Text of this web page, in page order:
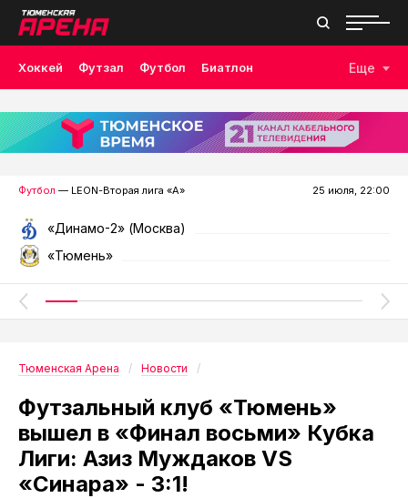
Хоккей Футзал Футбол Биатлон
Лыжные гонки Волейбол Плавание Дзюдо
Скалолазание Велоспорт Бокс
Еще
Футбол — LEON-Вторая лига «А» 25 июля, 22:00
«Динамо-2» (Москва)
«Тюмень»
Тюменская Арена Новости
Футзальный клуб «Тюмень»
вышел в «Финал восьми» Кубка
Лиги: Азиз Муждаков VS
«Синара» - 3:1!